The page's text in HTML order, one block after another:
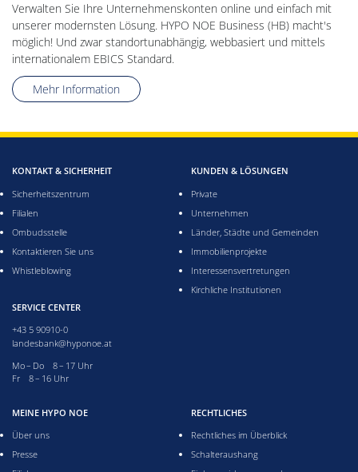
Verwalten Sie Ihre Unternehmenskonten online und einfach mit
unserer modernsten Lösung. HYPO NOE Business (HB) macht's
möglich! Und zwar standortunabhängig, webbasiert und mittels
internationalem EBICS Standard.
Mehr Information
KONTAKT & SICHERHEIT
Sicherheitszentrum
Filialen
Ombudsstelle
Kontaktieren Sie uns
Whistleblowing
SERVICE CENTER
+43 5 90910-0
landesbank@hyponoe.at
Montag bis Donnerstag acht bis 17 Uhr
Mo – Do 8 – 17 Uhr
Freitag acht bis 16 Uhr
Fr 8 – 16 Uhr
KUNDEN & LÖSUNGEN
Private
Unternehmen
Länder, Städte und Gemeinden
Immobilienprojekte
Interessensvertretungen
Kirchliche Institutionen
MEINE HYPO NOE
Über uns
Presse
RECHTLICHES
Rechtliches im Überblick
Schalteraushang